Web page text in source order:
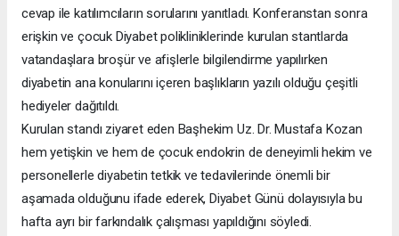
cevap ile katılımcıların sorularını yanıtladı. Konferanstan sonra
erişkin ve çocuk Diyabet polikliniklerinde kurulan stantlarda
vatandaşlara broşür ve afişlerle bilgilendirme yapılırken
diyabetin ana konularını içeren başlıkların yazılı olduğu çeşitli
hediyeler dağıtıldı.
Kurulan standı ziyaret eden Başhekim Uz. Dr. Mustafa Kozan
hem yetişkin ve hem de çocuk endokrin de deneyimli hekim ve
personellerle diyabetin tetkik ve tedavilerinde önemli bir
aşamada olduğunu ifade ederek, Diyabet Günü dolayısıyla bu
hafta ayrı bir farkındalık çalışması yapıldığını söyledi.